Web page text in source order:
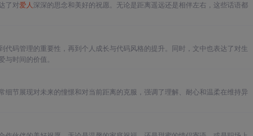
了对爱人深深的思念和美好的祝愿。无论是距离遥远还是相伴左右，这些话语都
码管理的重要性，再到个人成长与代码风格的提升。同时，文中也表达了对生
与时间的价值。
细节展现对未来的憧憬和对当前距离的克服，强调了理解、耐心和温柔在维持异